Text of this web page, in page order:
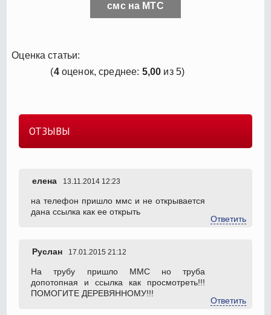
смс на МТС
Оценка статьи:
(4оценок, среднее: 5,00 из 5)
ОТЗЫВЫ
елена 13.11.2014 12:23
на телефон пришло ммс и не открывается
дана ссылка как ее открыть
Ответить
Руслан 17.01.2015 21:12
На трубу пришло ММС но труба
допотопная и ссылка как просмотреть!!!
ПОМОГИТЕ ДЕРЕВЯННОМУ!!!
Ответить